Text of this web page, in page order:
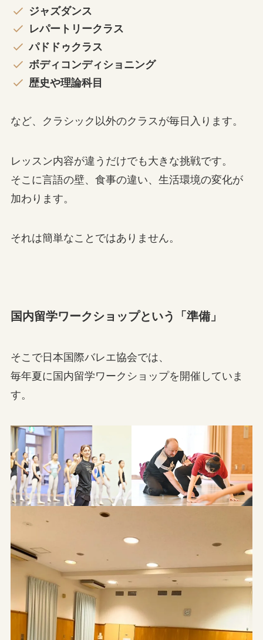
ジャズダンス
レパートリークラス
パドドゥクラス
ボディコンディショニング
歴史や理論科目
など、クラシック以外のクラスが毎日入ります。
レッスン内容が違うだけでも大きな挑戦です。
そこに言語の壁、食事の違い、生活環境の変化が
加わります。
それは簡単なことではありません。
国内留学ワークショップという「準備」
そこで日本国際バレエ協会では、
毎年夏に国内留学ワークショップを開催していま
す。